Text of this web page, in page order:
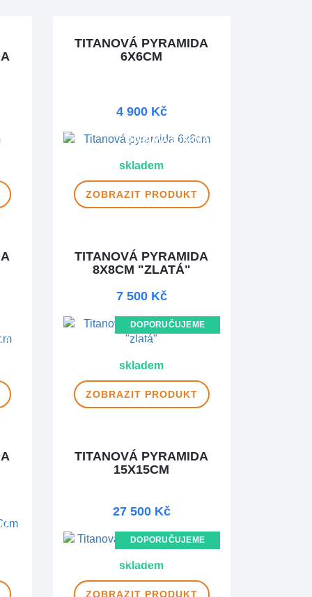
TITANOVÁ PYRAMIDA
6X6CM
4 900 Kč
DOPRAVA ZDARMA
skladem
ZOBRAZIT PRODUKT
TITANOVÁ PYRAMIDA
8X8CM "ZLATÁ"
7 500 Kč
DOPORUČUJEME
DOPRAVA ZDARMA
skladem
ZOBRAZIT PRODUKT
TITANOVÁ PYRAMIDA
15X15CM
27 500 Kč
DOPORUČUJEME
DOPRAVA ZDARMA
skladem
ZOBRAZIT PRODUKT